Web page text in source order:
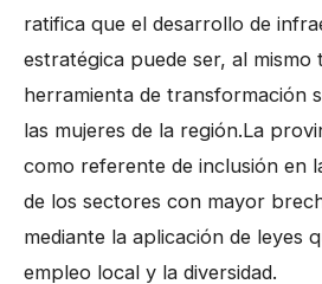
ratifica que el desarrollo de
estratégica puede ser, al mismo
herramienta de transformación
las mujeres de la región.La
como referente de inclusión en
de los sectores con mayor
mediante la aplicación de leyes
empleo local y la diversidad.